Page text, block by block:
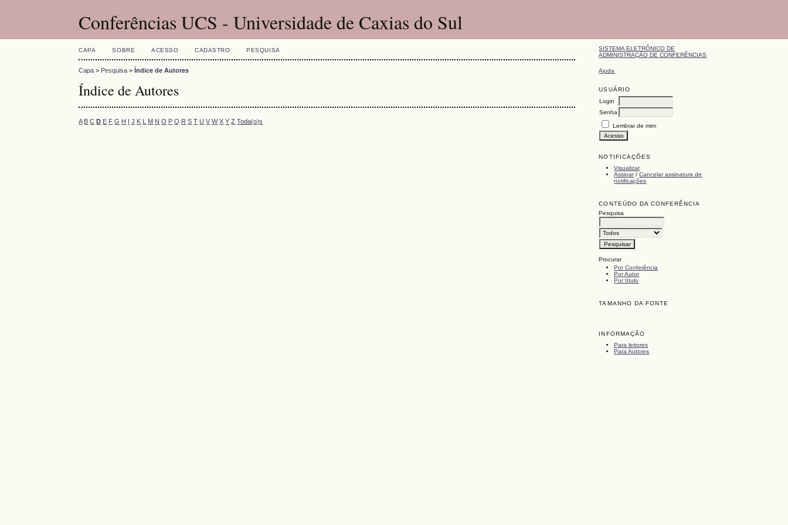
Conferências UCS - Universidade de Caxias do Sul
SISTEMA ELETRÔNICO DE
ADMINISTRAÇÃO DE CONFERÊNCIAS
Ajuda
USUÁRIO
Login
Senha
Lembrar de mim
NOTIFICAÇÕES
Visualizar
Assinar/Cancelar assinatura de
notificações
CONTEÚDO DA CONFERÊNCIA
Pesquisa
Procurar
Por Conferência
Por Autor
Por título
TAMANHO DA FONTE
INFORMAÇÃO
Para leitores
Para Autores
CAPA SOBRE ACESSO CADASTRO PESQUISA
Capa > Pesquisa >Índice de Autores
Índice de Autores
A B C D E F G H I J K L M N O P Q R S T U V W X Y Z Toda(o)s